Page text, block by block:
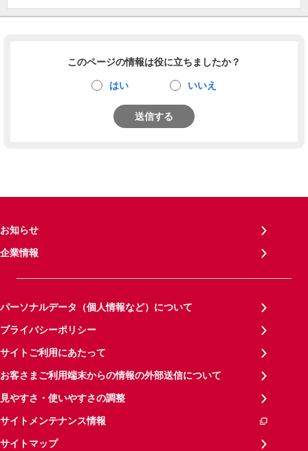
このページの情報は役に立ちましたか？
はい いいえ
送信する
お知らせ
企業情報
パーソナルデータ（個人情報など）について
プライバシーポリシー
サイトご利用にあたって
お客さまご利用端末からの情報の外部送信について
見やすさ・使いやすさの調整
サイトメンテナンス情報
サイトマップ